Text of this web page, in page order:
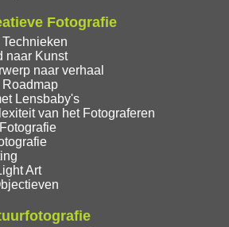
Fotografie
naar Kunst
naar verhaal
Lensbaby's
van het Fotograferen
Art